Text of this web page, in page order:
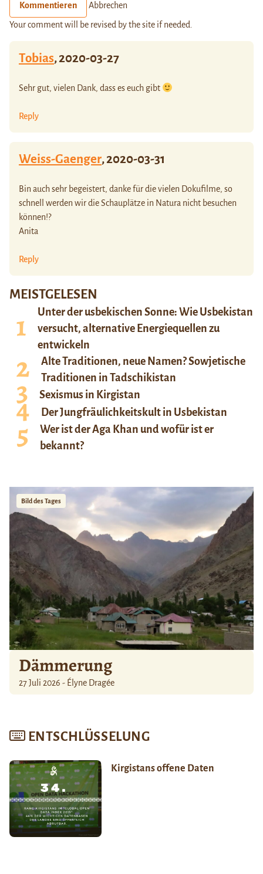
MEISTGELESEN
Unter der usbekischen Sonne: Wie Usbekistan
versucht, alternative Energiequellen zu
entwickeln
Alte Traditionen, neue Namen? Sowjetische
Traditionen in Tadschikistan
Sexismus in Kirgistan
Der Jungfräulichkeitskult in Usbekistan
Wer ist der Aga Khan und wofür ist er
bekannt?
Bild des Tages
Dämmerung
27 Juli 2026 - Élyne Dragée
ENTSCHLÜSSELUNG
Kirgistans offene Daten
Kommentieren Abbrechen
Your comment will be revised by the site if needed.
Tobias,2020-03-27
Sehr gut, vielen Dank, dass es euch gibt
Reply
Weiss-Gaenger,2020-03-31
Bin auch sehr begeistert, danke für die vielen Dokufilme, so
schnell werden wir die Schauplätze in Natura nicht besuchen
können!?
Anita
Reply